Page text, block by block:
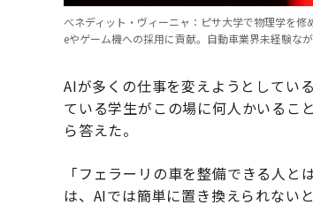
べネディット・ヴィーニャ：ピサ大学で物理学を
eやゲーム機への採用に貢献。自動車業界未経験な
AIが多くの仕事を変えようとしてい
ている学生がこの場に何人かいるこ
ら答えた。
「フェラーリの車を整備できる人
は、AIでは簡単に置き換えられない